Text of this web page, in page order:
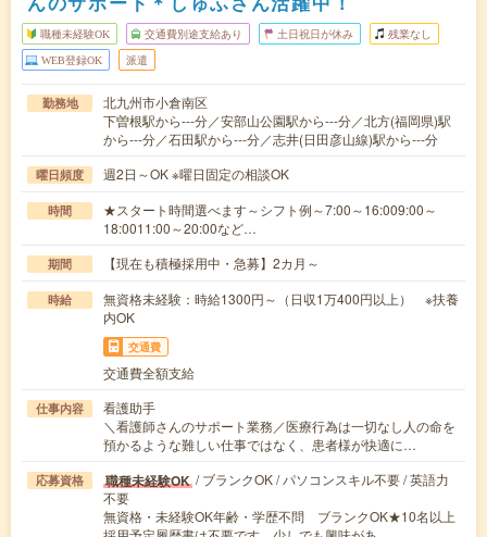
職種未経験OK 交通費別途支給あり 土日祝日が休み 残業なし
WEB登録OK 派遣
勤務地
北九州市小倉南区
下曽根駅から---分／安部山公園駅から---分／北方(福岡県)駅
から---分／石田駅から---分／志井(日田彦山線)駅から---分
曜日頻度 週2日～OK ※曜日固定の相談OK
時間
★スタート時間選べます～シフト例～7:00～16:009:00～
18:0011:00～20:00など…
期間 【現在も積極採用中・急募】2カ月～
時給
無資格未経験：時給1300円～（日収1万400円以上） ※扶養
内OK
交通費
交通費全額支給
仕事内容
看護助手
＼看護師さんのサポート業務／医療行為は一切なし人の命を
預かるような難しい仕事ではなく、患者様が快適に…
応募資格 職種未経験OK / ブランクOK / パソコンスキル不要 / 英語力
不要
無資格・未経験OK年齢・学歴不問 ブランクOK★10名以上